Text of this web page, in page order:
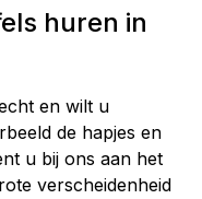
huren in
en wilt u
de hapjes en
u bij ons aan het
verscheidenheid